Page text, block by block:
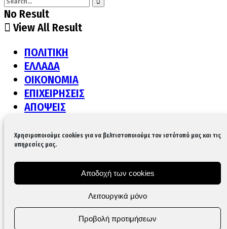
Χρησιμοποιούμε cookies για να βελτιστοποιούμε τον ιστότοπό μας και τις
υπηρεσίες μας.
Αποδοχή των cookies
Λειτουργικά μόνο
Προβολή προτιμήσεων
No Result
View All Result
ΠΟΛΙΤΙΚΗ
ΕΛΛΑΔΑ
ΟΙΚΟΝΟΜΙΑ
ΕΠΙΧΕΙΡΗΣΕΙΣ
ΑΠΟΨΕΙΣ
ΠΟΛΙΤΙΣΜΟΣ
ΥΓΕΙΑ
LIFE
GASTRONOMY
ΚΟΙΝΩΝΙΑ
AUTO & MOTO